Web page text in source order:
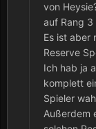
von
auf Rang 3
Es ist aber
Reserve
Ich hab ja
komplett
Spieler
Außerdem